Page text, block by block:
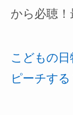
から必聴！
こどもの
ピーチする